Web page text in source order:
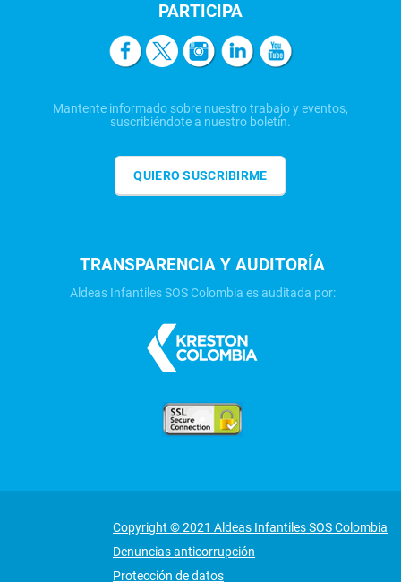
PARTICIPA
Mantente informado sobre nuestro trabajo y eventos,
suscribiéndote a nuestro boletín.
QUIERO SUSCRIBIRME
TRANSPARENCIA Y AUDITORÍA
Aldeas Infantiles SOS Colombia es auditada por:
Copyright © 2021 Aldeas Infantiles SOS Colombia
Denuncias anticorrupción
Protección de datos